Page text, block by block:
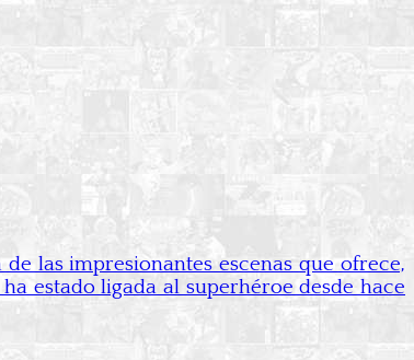
las impresionantes escenas que ofrece,
estado ligada al superhéroe desde hace